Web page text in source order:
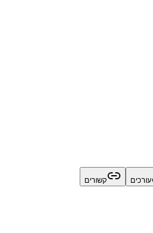
עורכים קשורים